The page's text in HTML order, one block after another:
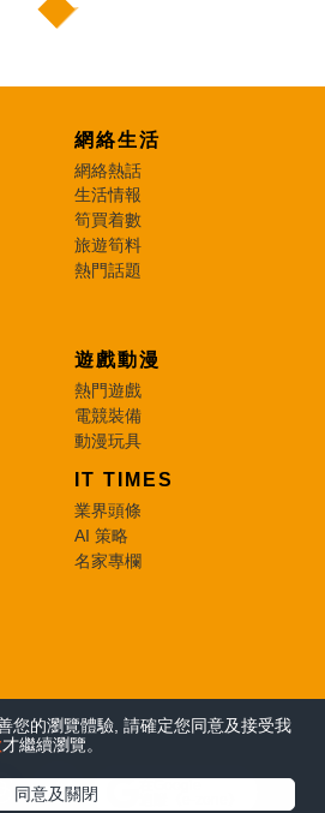
網絡生活
網絡熱話
生活情報
筍買着數
旅遊筍料
熱門話題
遊戲動漫
熱門遊戲
電競裝備
動漫玩具
IT TIMES
業界頭條
AI 策略
名家專欄
Reserved.
您的瀏覽體驗, 請確定您同意及接受我
才繼續瀏覽。
同意及關閉